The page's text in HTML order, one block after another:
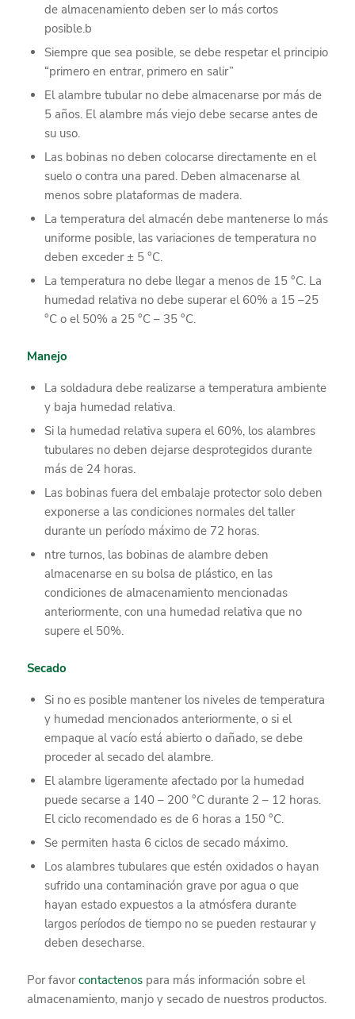
de almacenamiento deben ser lo más cortos
posible.b
Siempre que sea posible, se debe respetar el principio
“primero en entrar, primero en salir”
El alambre tubular no debe almacenarse por más de
5 años. El alambre más viejo debe secarse antes de
su uso.
Las bobinas no deben colocarse directamente en el
suelo o contra una pared. Deben almacenarse al
menos sobre plataformas de madera.
La temperatura del almacén debe mantenerse lo más
uniforme posible, las variaciones de temperatura no
deben exceder ± 5 °C.
La temperatura no debe llegar a menos de 15 °C. La
humedad relativa no debe superar el 60% a 15 –25
°C o el 50% a 25 °C – 35 °C.
Manejo
La soldadura debe realizarse a temperatura ambiente
y baja humedad relativa.
Si la humedad relativa supera el 60%, los alambres
tubulares no deben dejarse desprotegidos durante
más de 24 horas.
Las bobinas fuera del embalaje protector solo deben
exponerse a las condiciones normales del taller
durante un período máximo de 72 horas.
ntre turnos, las bobinas de alambre deben
almacenarse en su bolsa de plástico, en las
condiciones de almacenamiento mencionadas
anteriormente, con una humedad relativa que no
supere el 50%.
Secado
Si no es posible mantener los niveles de temperatura
y humedad mencionados anteriormente, o si el
empaque al vacío está abierto o dañado, se debe
proceder al secado del alambre.
El alambre ligeramente afectado por la humedad
puede secarse a 140 – 200 °C durante 2 – 12 horas.
El ciclo recomendado es de 6 horas a 150 °C.
Se permiten hasta 6 ciclos de secado máximo.
Los alambres tubulares que estén oxidados o hayan
sufrido una contaminación grave por agua o que
hayan estado expuestos a la atmósfera durante
largos períodos de tiempo no se pueden restaurar y
deben desecharse.
Por favorcontactenospara más información sobre el
almacenamiento, manjo y secado de nuestros productos.